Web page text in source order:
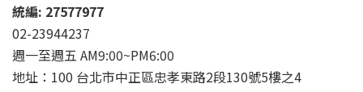
統編: 27577977
02-23944237
週一至週五 AM9:00~PM6:00
地址：100 台北市中正區忠孝東路2段130號5樓之4